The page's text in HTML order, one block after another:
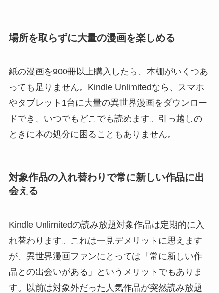
場所を取らずに大量の漫画を楽しめる
紙の漫画を900冊以上購入したら、本棚がいくつあ
っても足りません。Kindle Unlimitedなら、スマホ
やタブレット1台に大量の異世界漫画をダウンロー
ドでき、いつでもどこでも読めます。引っ越しの
ときに本の処分に困ることもありません。
対象作品の入れ替わりで常に新しい作品に出
会える
Kindle Unlimitedの読み放題対象作品は定期的に入
れ替わります。これは一見デメリットに思えます
が、異世界漫画ファンにとっては「常に新しい作
品との出会いがある」というメリットでもありま
す。以前は対象外だった人気作品が突然読み放題